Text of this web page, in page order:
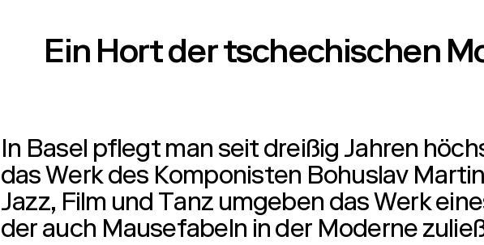
Ein Hort der tschechischen
In Basel pflegt man seit dreißig Jahren
das Werk des Komponisten Bohuslav
Jazz, Film und Tanz umgeben das Werk
der auch Mausefabeln in der Moderne